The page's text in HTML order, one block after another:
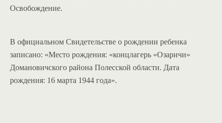
Освобождение.
В официальном Свидетельстве о рождении ребенка
записано: «Место рождения: «концлагерь «Озаричи»
Домановичского района Полесской области. Дата
рождения: 16 марта 1944 года».